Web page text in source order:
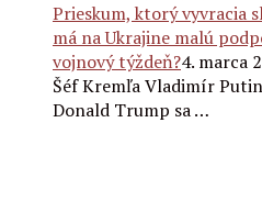
Prieskum, ktorý vyvracia
má na Ukrajine malú
vojnový týždeň?4. marca
Šéf Kremľa Vladimír
Donald Trump sa …